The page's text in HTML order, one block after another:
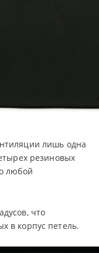
лишь одна
резиновых
любой
что
в корпус петель.